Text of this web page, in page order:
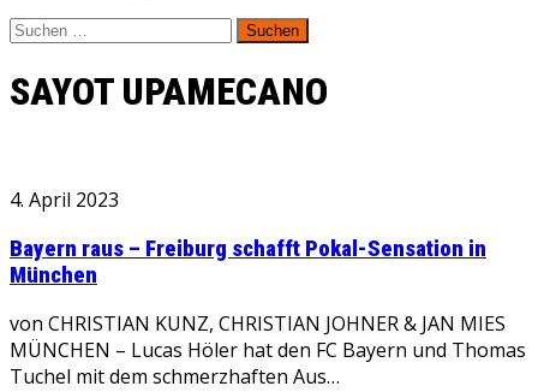
Suchen
nach:
SAYOT UPAMECANO
4. April 2023
Bayern raus – Freiburg schafft Pokal-Sensation in
München
von CHRISTIAN KUNZ, CHRISTIAN JOHNER & JAN MIES
MÜNCHEN – Lucas Höler hat den FC Bayern und Thomas
Tuchel mit dem schmerzhaften Aus…